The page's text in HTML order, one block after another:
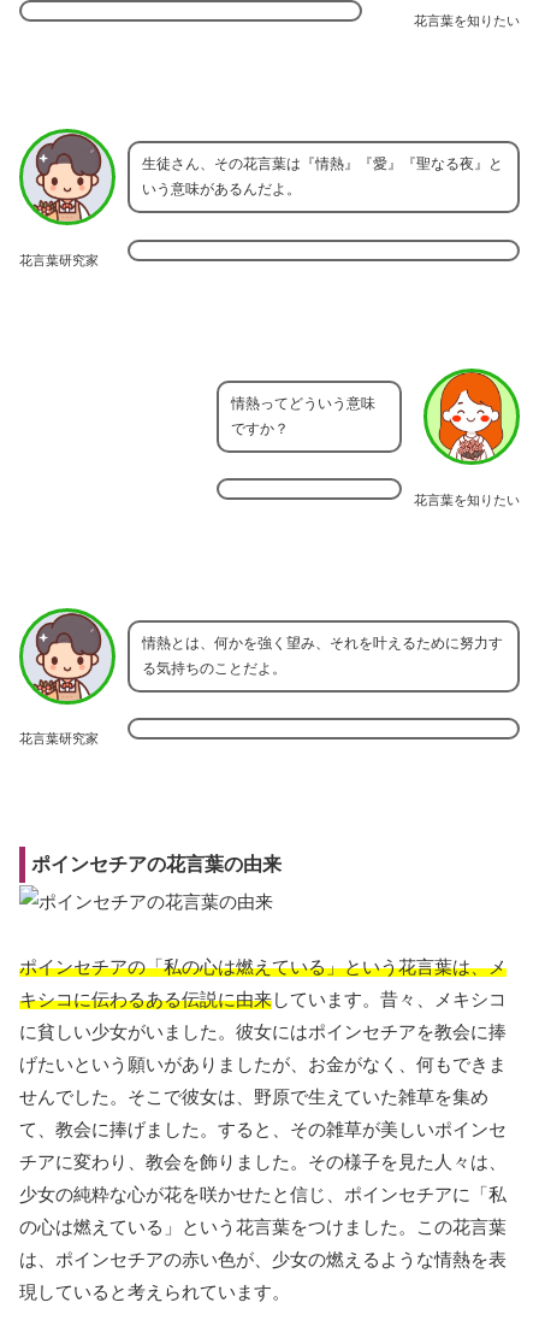
花言葉を知りたい
花言葉研究家
生徒さん、その花言葉は『情熱』『愛』『聖なる夜』と
いう意味があるんだよ。
花言葉を知りたい
情熱ってどういう意味
ですか？
花言葉研究家
情熱とは、何かを強く望み、それを叶えるために努力す
る気持ちのことだよ。
ポインセチアの花言葉の由来
ポインセチアの「私の心は燃えている」という花言葉は、メ
キシコに伝わるある伝説に由来しています。昔々、メキシコ
に貧しい少女がいました。彼女にはポインセチアを教会に捧
げたいという願いがありましたが、お金がなく、何もできま
せんでした。そこで彼女は、野原で生えていた雑草を集め
て、教会に捧げました。すると、その雑草が美しいポインセ
チアに変わり、教会を飾りました。その様子を見た人々は、
少女の純粋な心が花を咲かせたと信じ、ポインセチアに「私
の心は燃えている」という花言葉をつけました。この花言葉
は、ポインセチアの赤い色が、少女の燃えるような情熱を表
現していると考えられています。